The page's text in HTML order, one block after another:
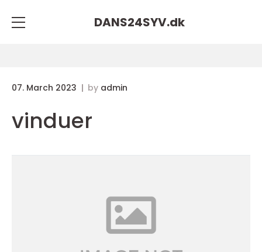
DANS24SYV.dk
07. March 2023 by admin
vinduer